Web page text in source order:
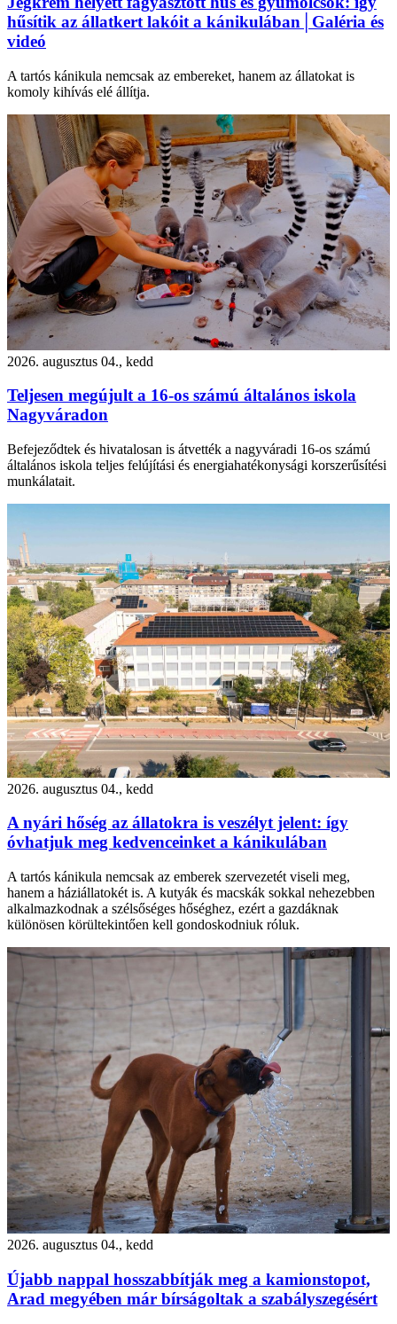
hűsítik az állatkert lakóit a kánikulában│Galéria és
videó
A tartós kánikula nemcsak az embereket, hanem az állatokat is
komoly kihívás elé állítja.
2026. augusztus 04., kedd
Teljesen megújult a 16-os számú általános iskola
Nagyváradon
Befejeződtek és hivatalosan is átvették a nagyváradi 16-os számú
általános iskola teljes felújítási és energiahatékonysági korszerűsítési
munkálatait.
2026. augusztus 04., kedd
A nyári hőség az állatokra is veszélyt jelent: így
óvhatjuk meg kedvenceinket a kánikulában
A tartós kánikula nemcsak az emberek szervezetét viseli meg,
hanem a háziállatokét is. A kutyák és macskák sokkal nehezebben
alkalmazkodnak a szélsőséges hőséghez, ezért a gazdáknak
különösen körültekintően kell gondoskodniuk róluk.
2026. augusztus 04., kedd
Újabb nappal hosszabbítják meg a kamionstopot,
Arad megyében már bírságoltak a szabályszegésért